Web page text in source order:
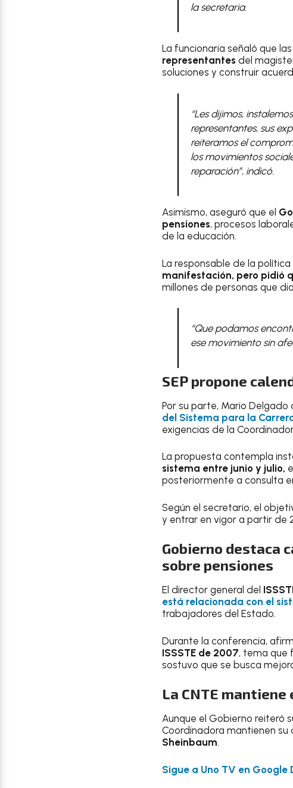
la secretaria.
La funcionaria señaló que
representantes del
soluciones y construir
“Les dijimos,
representantes, sus
reiteramos el
los movimientos
reparación”, indicó.
Asimismo, aseguró que el
pensiones, procesos
de la educación.
La responsable de la
manifestación, pero pidió
millones de personas que
“Que podamos
ese movimiento sin
SEP propone
Por su parte, Mario
del Sistema para la
exigencias de la
La propuesta contempla
sistema entre junio y julio,
posteriormente a consulta
Según el secretario, el
y entrar en vigor a partir de
Gobierno destaca
sobre pensiones
El director general del
está relacionada con el
trabajadores del Estado.
Durante la conferencia,
ISSSTE de 2007, tema que
sostuvo que se busca
La CNTE
Aunque el Gobierno reiteró
Coordinadora mantienen
Sheinbaum.
Sigue a Uno TV en